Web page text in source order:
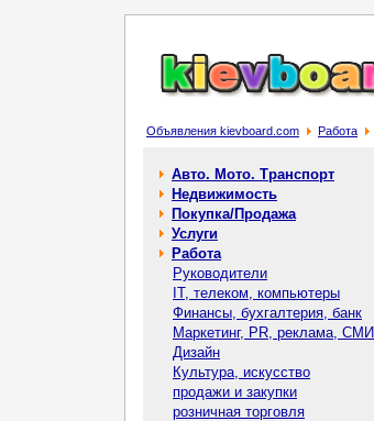
Объявления kievboard.com Работа
Авто. Мото. Транспорт
Недвижимость
Покупка/Продажа
Услуги
Работа
Руководители
IT, телеком, компьютеры
Финансы, бухгалтерия, банк
Маркетинг, PR, реклама, СМИ
Дизайн
Культура, искусство
продажи и закупки
розничная торговля